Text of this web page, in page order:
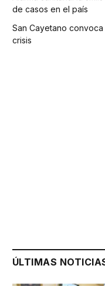
de casos en el país
San Cayetano
crisis
ÚLTIMAS